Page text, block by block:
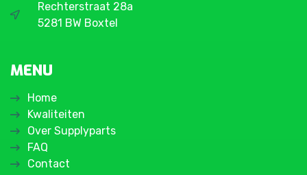
Rechterstraat 28a
5281 BW Boxtel
MENU
Home
Kwaliteiten
Over Supplyparts
FAQ
Contact